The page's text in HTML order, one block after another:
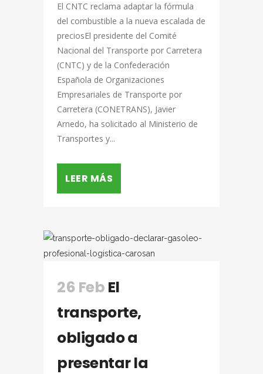
El CNTC reclama adaptar la fórmula
del combustible a la nueva escalada de
preciosEl presidente del Comité
Nacional del Transporte por Carretera
(CNTC) y de la Confederación
Española de Organizaciones
Empresariales de Transporte por
Carretera (CONETRANS), Javier
Arnedo, ha solicitado al Ministerio de
Transportes y...
LEER MÁS
26 Feb El
transporte,
obligado a
presentar la